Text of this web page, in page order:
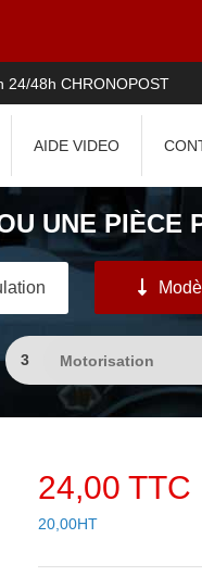
24/48h CHRONOPOST
AIDE VIDEO
UNE PIÈCE
3
24,00 TTC
20,00HT